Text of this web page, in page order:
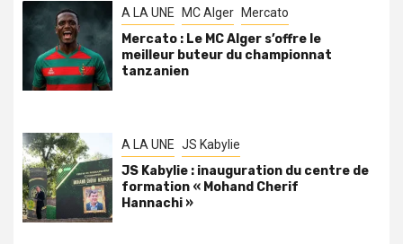
A LA UNE MC Alger Mercato
Mercato : Le MC Alger s’offre le
meilleur buteur du championnat
tanzanien
A LA UNE JS Kabylie
JS Kabylie : inauguration du centre de
formation « Mohand Cherif
Hannachi »